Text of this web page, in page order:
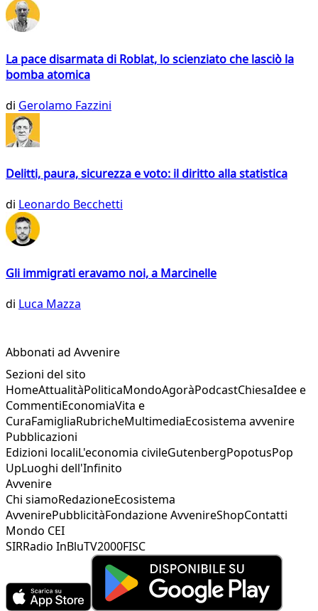
La pace disarmata di Roblat, lo scienziato che lasciò la
bomba atomica
di Gerolamo Fazzini
Delitti, paura, sicurezza e voto: il diritto alla statistica
di Leonardo Becchetti
Gli immigrati eravamo noi, a Marcinelle
di Luca Mazza
Abbonati ad Avvenire
Sezioni del sito
HomeAttualitàPoliticaMondoAgoràPodcastChiesaIdee e
CommentiEconomiaVita e
CuraFamigliaRubricheMultimediaEcosistema avvenire
Pubblicazioni
Edizioni localiL'economia civileGutenbergPopotusPop
UpLuoghi dell'Infinito
Avvenire
Chi siamoRedazioneEcosistema
AvvenirePubblicitàFondazione AvvenireShopContatti
Mondo CEI
SIRRadio InBluTV2000FISC